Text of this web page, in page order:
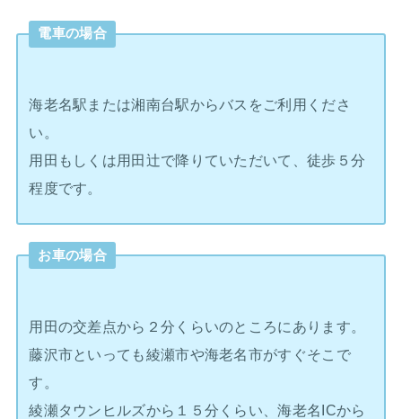
電車の場合
海老名駅または湘南台駅からバスをご利用くださ
い。
用田もしくは用田辻で降りていただいて、徒歩５分
程度です。
お車の場合
用田の交差点から２分くらいのところにあります。
藤沢市といっても綾瀬市や海老名市がすぐそこで
す。
綾瀬タウンヒルズから１５分くらい、海老名ICから